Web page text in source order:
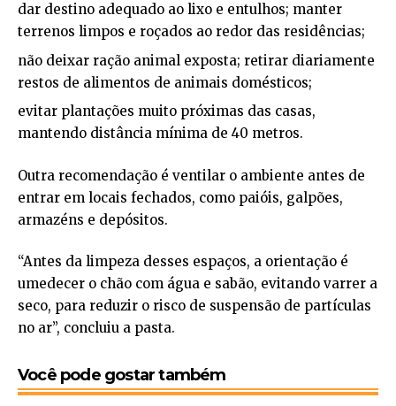
dar destino adequado ao lixo e entulhos; manter
terrenos limpos e roçados ao redor das residências;
não deixar ração animal exposta; retirar diariamente
restos de alimentos de animais domésticos;
evitar plantações muito próximas das casas,
mantendo distância mínima de 40 metros.
Outra recomendação é ventilar o ambiente antes de
entrar em locais fechados, como paióis, galpões,
armazéns e depósitos.
“Antes da limpeza desses espaços, a orientação é
umedecer o chão com água e sabão, evitando varrer a
seco, para reduzir o risco de suspensão de partículas
no ar”, concluiu a pasta.
Você pode gostar também